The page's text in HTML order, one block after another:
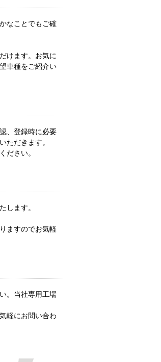
なことでもご確
けます。お気に
車種をご紹介い
、登録時に必要
ただきます。
ださい。
します。
ますのでお気軽
。当社専用工場
軽にお問い合わ